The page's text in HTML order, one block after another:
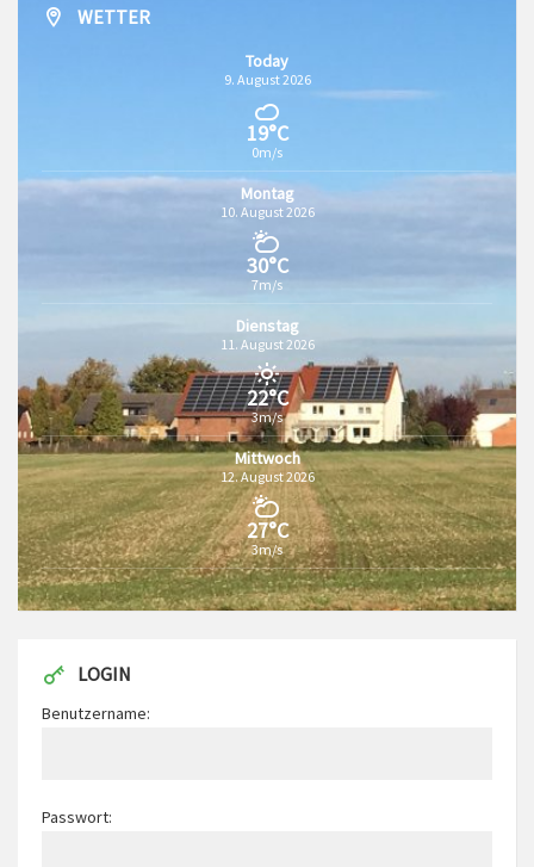
WETTER
Today
9. August 2026
19°C
0m/s
Montag
10. August 2026
30°C
7m/s
Dienstag
11. August 2026
22°C
3m/s
Mittwoch
12. August 2026
27°C
3m/s
LOGIN
Benutzername:
Passwort: